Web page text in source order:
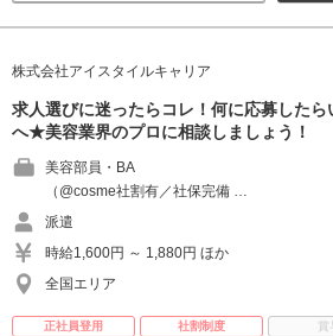
株式会社アイスタイルキャリア
求人選びに迷ったらコレ！何に応募した
へ★美容業界のプロに相談しましょう！
美容部員・BA
（@cosme社割有／社保完備 …
派遣
時給1,600円 ～ 1,880円 ほか
全国エリア
正社員登用 社割制度 賞